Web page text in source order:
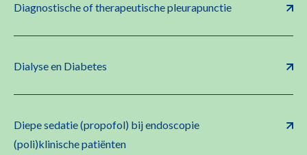
Diagnostische of therapeutische pleurapunctie
Dialyse en Diabetes
Diepe sedatie (propofol) bij endoscopie
(poli)klinische patiënten